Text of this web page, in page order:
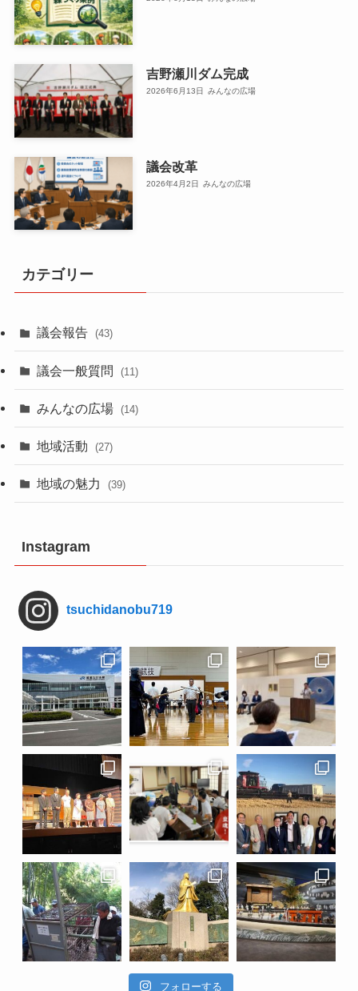
吉野瀬川ダム完成
2026年6月13日 みんなの広場
議会改革
2026年4月2日 みんなの広場
カテゴリー
議会報告 (43)
議会一般質問 (11)
みんなの広場 (14)
地域活動 (27)
地域の魅力 (39)
Instagram
tsuchidanobu719
フォローする